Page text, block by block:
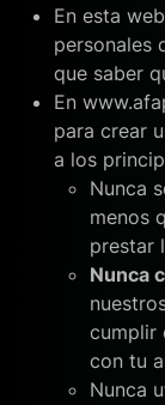
En esta
personales
que saber
En
para crear
a los
Nunca
menos
prestar
Nunca
cumplir
con tu
Nunca